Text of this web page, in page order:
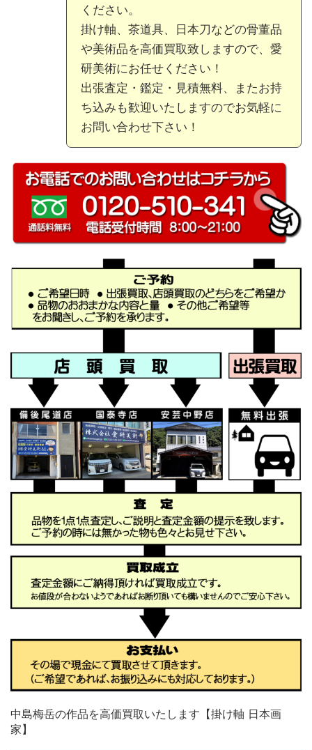
ください。
掛け軸、茶道具、日本刀などの骨董品
や美術品を高価買取致しますので、愛
研美術にお任せください！
出張査定・鑑定・見積無料、またお持
ち込みも歓迎いたしますのでお気軽に
お問い合わせ下さい！
中島梅岳の作品を高価買取いたします【掛け軸 日本画
家】